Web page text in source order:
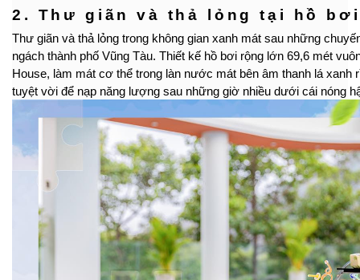
2. Thư giãn và thả lỏng tại hồ
Thư giãn và thả lỏng trong không gian xanh mát sau những
ngách thành phố Vũng Tàu. Thiết kế hồ bơi rộng lớn 69,6 mét
House, làm mát cơ thể trong làn nước mát bên âm thanh lá xanh
tuyệt vời để nạp năng lượng sau những giờ nhiều dưới cái nóng